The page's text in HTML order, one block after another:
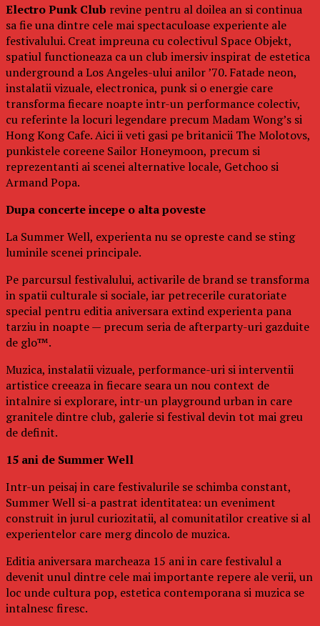
Electro Punk Club revine pentru al doilea an si continua
sa fie una dintre cele mai spectaculoase experiente ale
festivalului. Creat impreuna cu colectivul Space Objekt,
spatiul functioneaza ca un club imersiv inspirat de estetica
underground a Los Angeles-ului anilor ’70. Fatade neon,
instalatii vizuale, electronica, punk si o energie care
transforma fiecare noapte intr-un performance colectiv,
cu referinte la locuri legendare precum Madam Wong’s si
Hong Kong Cafe. Aici ii veti gasi pe britanicii The Molotovs,
punkistele coreene Sailor Honeymoon, precum si
reprezentanti ai scenei alternative locale, Getchoo si
Armand Popa.
Dupa concerte incepe o alta poveste
La Summer Well, experienta nu se opreste cand se sting
luminile scenei principale.
Pe parcursul festivalului, activarile de brand se transforma
in spatii culturale si sociale, iar petrecerile curatoriate
special pentru editia aniversara extind experienta pana
tarziu in noapte — precum seria de afterparty-uri gazduite
de glo™.
Muzica, instalatii vizuale, performance-uri si interventii
artistice creeaza in fiecare seara un nou context de
intalnire si explorare, intr-un playground urban in care
granitele dintre club, galerie si festival devin tot mai greu
de definit.
15 ani de Summer Well
Intr-un peisaj in care festivalurile se schimba constant,
Summer Well si-a pastrat identitatea: un eveniment
construit in jurul curiozitatii, al comunitatilor creative si al
experientelor care merg dincolo de muzica.
Editia aniversara marcheaza 15 ani in care festivalul a
devenit unul dintre cele mai importante repere ale verii, un
loc unde cultura pop, estetica contemporana si muzica se
intalnesc firesc.